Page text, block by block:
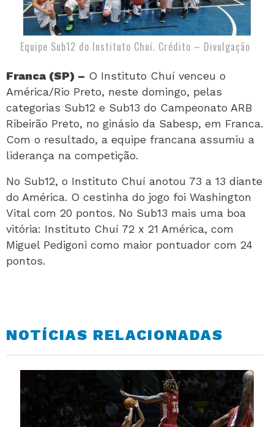
Equipe Sub12 do Instituto Chuí. Crédito – Divulgação
Franca (SP) – O Instituto Chuí venceu o
América/Rio Preto, neste domingo, pelas
categorias Sub12 e Sub13 do Campeonato ARB
Ribeirão Preto, no ginásio da Sabesp, em Franca.
Com o resultado, a equipe francana assumiu a
liderança na competição.
No Sub12, o Instituto Chuí anotou 73 a 13 diante
do América. O cestinha do jogo foi Washington
Vital com 20 pontos. No Sub13 mais uma boa
vitória: Instituto Chuí 72 x 21 América, com
Miguel Pedigoni como maior pontuador com 24
pontos.
NOTÍCIAS RELACIONADAS